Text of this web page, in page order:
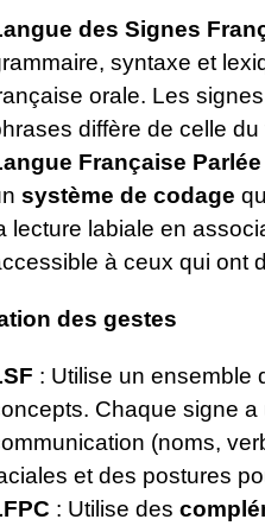
des Signes
syntaxe et
orale. Les
diffère de celle du
Française
système de codage
lecture labiale en
à ceux qui ont
des gestes
: Utilise un ensemble
Chaque signe
(noms,
et des postures
: Utilise des